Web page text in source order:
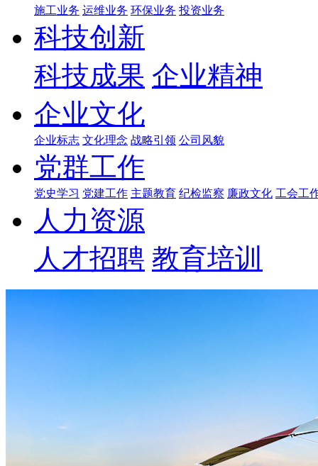
施工业务 运维业务 环保业务 投资业务
科技创新
科技成果 企业精神
企业文化
企业标志 文化理念 战略引领 公司风貌
党群工作
党史学习 党建工作 主题教育 纪检监察 廉政文化 工会工
人力资源
人才招聘 教育培训